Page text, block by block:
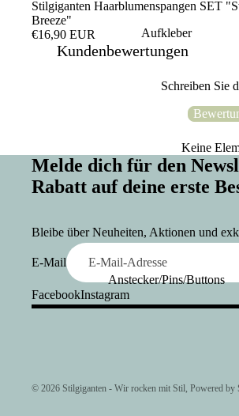
Aufkleber
Anstecker/Pins/Buttons
Stilgiganten Haarblumenspangen SET
Breeze"
€16,90 EUR
Kundenbewertungen
Schreiben Sie
Keine
Melde dich für den
Rabatt auf deine erste
Bleibe über Neuheiten, Aktionen und
E-Mail
FacebookInstagram
© 2026 Stilgiganten - Wir rocken mit Stil, Powered by